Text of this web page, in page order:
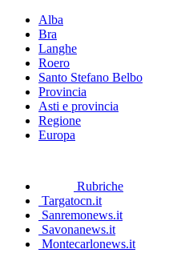
Alba
Bra
Langhe
Roero
Santo Stefano Belbo
Provincia
Asti e provincia
Regione
Europa
Rubriche
Targatocn.it
Sanremonews.it
Savonanews.it
Montecarlonews.it